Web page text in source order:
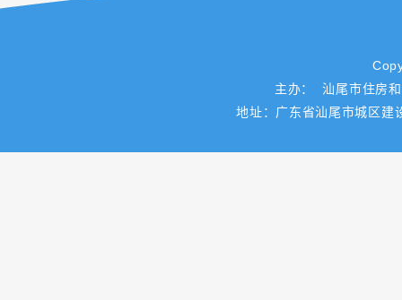
主办： 汕尾市住房
地址：广东省汕尾市城区